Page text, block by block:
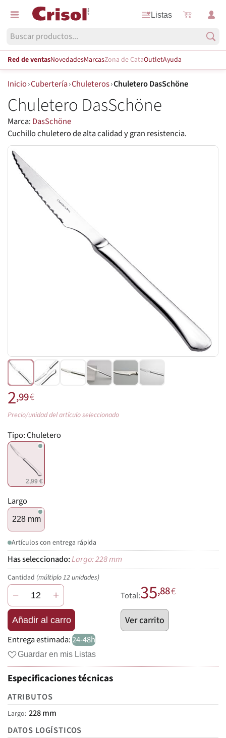
Listas
Red de ventasNovedadesMarcasZona de CataOutletAyuda
Inicio›Cubertería›Chuleteros›Chuletero DasSchöne
Chuletero DasSchöne
Marca: DasSchöne
Cuchillo chuletero de alta calidad y gran resistencia.
2,99€
Precio/unidad del artículo seleccionado
Tipo:Chuletero
2,99 €
Largo
228 mm
Artículos con entrega rápida
Largo: 228 mm
Cantidad (múltiplo 12 unidades)
− +
Añadir al carro
Total:35,88€
Ver carrito
Entrega estimada:24-48h
Guardar en mis Listas
Especificaciones técnicas
ATRIBUTOS
Largo 228 mm
DATOS LOGÍSTICOS